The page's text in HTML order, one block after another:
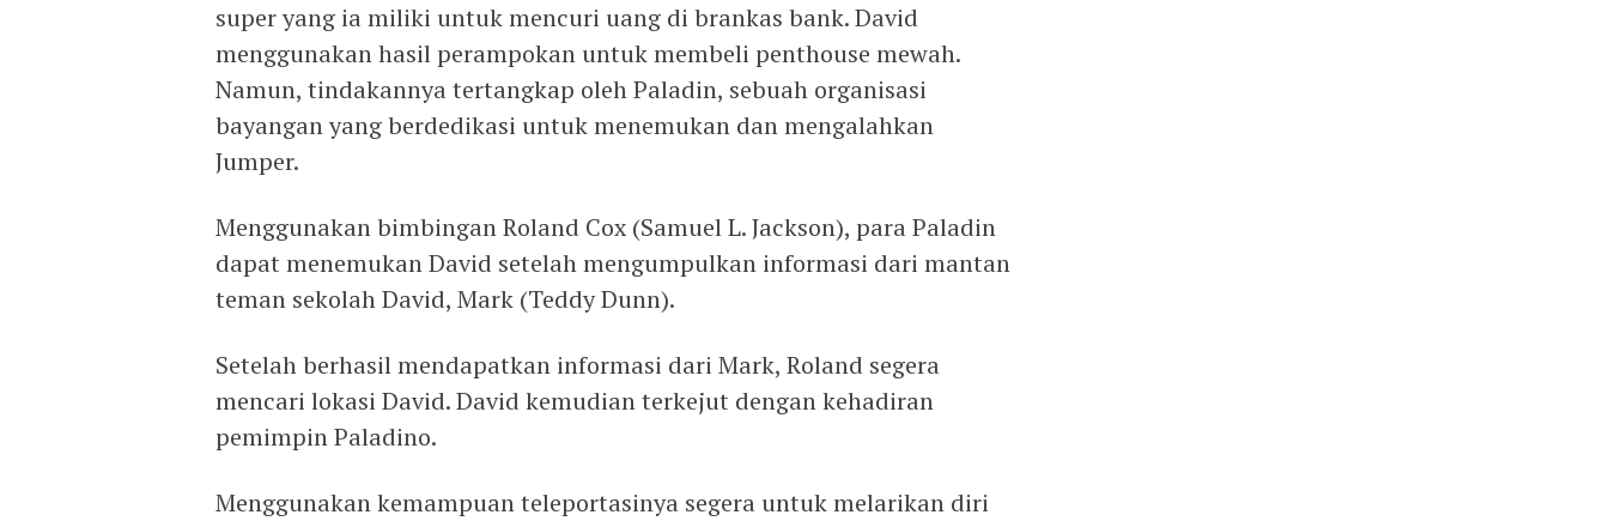
super yang ia miliki untuk mencuri uang di brankas bank. David
menggunakan hasil perampokan untuk membeli penthouse mewah.
Namun, tindakannya tertangkap oleh Paladin, sebuah organisasi
bayangan yang berdedikasi untuk menemukan dan mengalahkan
Jumper.
Menggunakan bimbingan Roland Cox (Samuel L. Jackson), para Paladin
dapat menemukan David setelah mengumpulkan informasi dari mantan
teman sekolah David, Mark (Teddy Dunn).
Setelah berhasil mendapatkan informasi dari Mark, Roland segera
mencari lokasi David. David kemudian terkejut dengan kehadiran
pemimpin Paladino.
Menggunakan kemampuan teleportasinya segera untuk melarikan diri